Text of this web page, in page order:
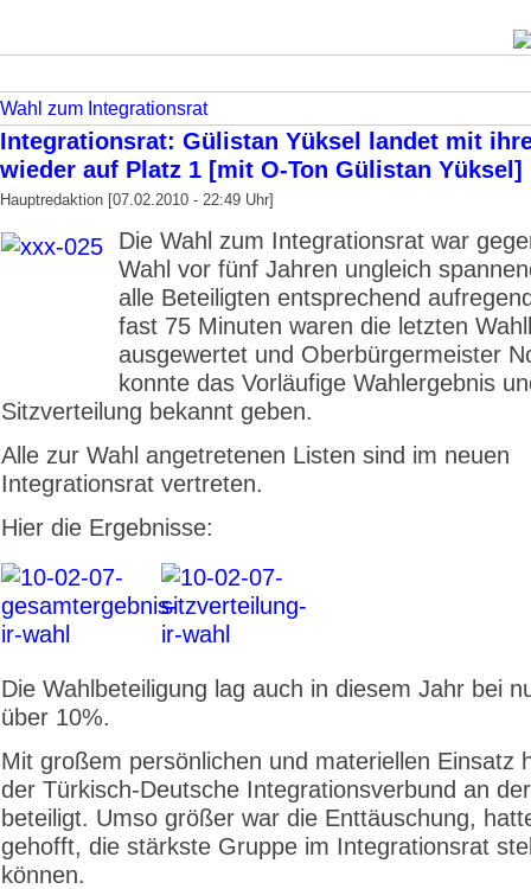
Wahl zum Integrationsrat
Integrationsrat: Gülistan Yüksel landet mit
wieder auf Platz 1 [mit O-Ton Gülistan Yüksel]
Hauptredaktion [07.02.2010 - 22:49 Uhr]
Die Wahl zum Integrationsrat war
Wahl vor fünf Jahren ungleich
alle Beteiligten entsprechend
fast 75 Minuten waren die letzten
ausgewertet und Oberbürgermeister
konnte das Vorläufige Wahlergebnis
Sitzverteilung bekannt geben.
Alle zur Wahl angetretenen Listen sind im neuen
Integrationsrat vertreten.
Hier die Ergebnisse:
Die Wahlbeteiligung lag auch in diesem Jahr bei
über 10%.
Mit großem persönlichen und materiellen Einsatz
der Türkisch-Deutsche Integrationsverbund an
beteiligt. Umso größer war die Enttäuschung,
gehofft, die stärkste Gruppe im Integrationsrat
können.